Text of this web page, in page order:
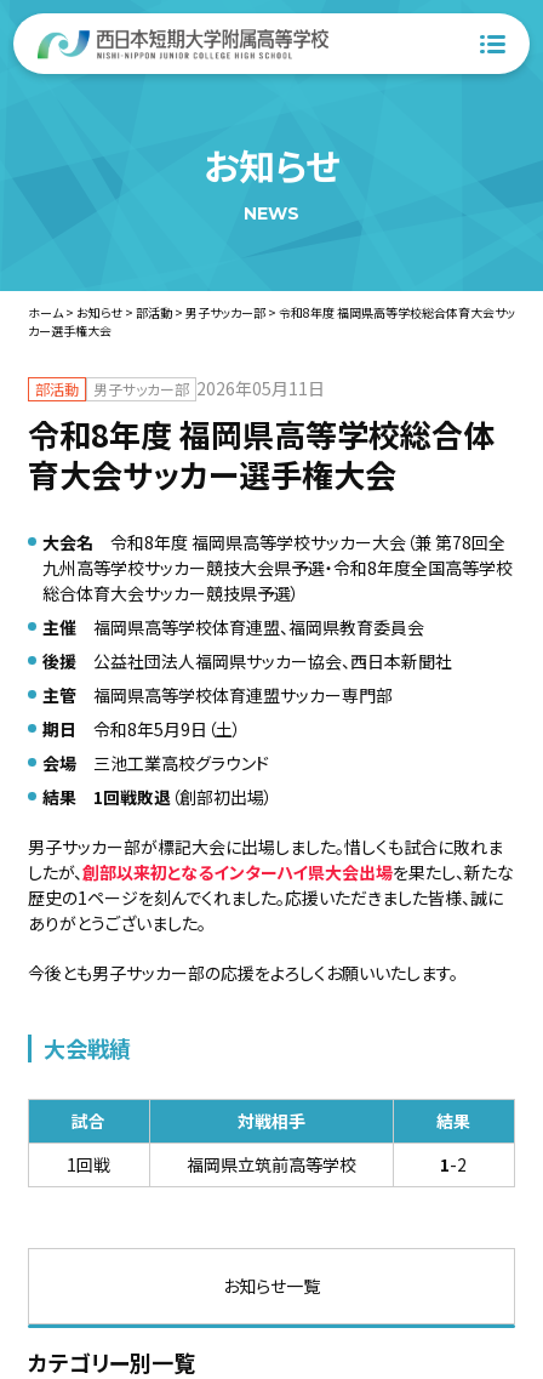
お知らせ
NEWS
ホーム> お知らせ> 部活動> 男子サッカー部> 令和8年度 福岡県高等学校総合体育大会サッ
カー選手権大会
部活動 男子サッカー部 2026年05月11日
令和8年度 福岡県高等学校総合体
育大会サッカー選手権大会
大会名 令和8年度 福岡県高等学校サッカー大会（兼 第78回全
九州高等学校サッカー競技大会県予選・令和8年度全国高等学校
総合体育大会サッカー競技県予選）
主催福岡県高等学校体育連盟、福岡県教育委員会
後援公益社団法人福岡県サッカー協会、西日本新聞社
主管福岡県高等学校体育連盟サッカー専門部
期日 令和8年5月9日（土）
会場三池工業高校グラウンド
結果
1回戦敗退（創部初出場）
男子サッカー部が標記大会に出場しました。惜しくも試合に敗れま
したが、創部以来初となるインターハイ県大会出場を果たし、新たな
歴史の1ページを刻んでくれました。応援いただきました皆様、誠に
ありがとうございました。
今後とも男子サッカー部の応援をよろしくお願いいたします。
大会戦績
試合 対戦相手
結果
1回戦
福岡県立筑前高等学校 1-2
お知らせ一覧
カテゴリー別一覧